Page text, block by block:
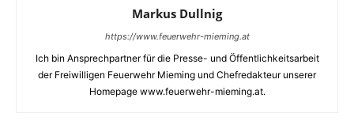
Markus Dullnig
https://www.feuerwehr-mieming.at
Ich bin Ansprechpartner für die Presse- und Öffentlichkeitsarbeit
der Freiwilligen Feuerwehr Mieming und Chefredakteur unserer
Homepage www.feuerwehr-mieming.at.